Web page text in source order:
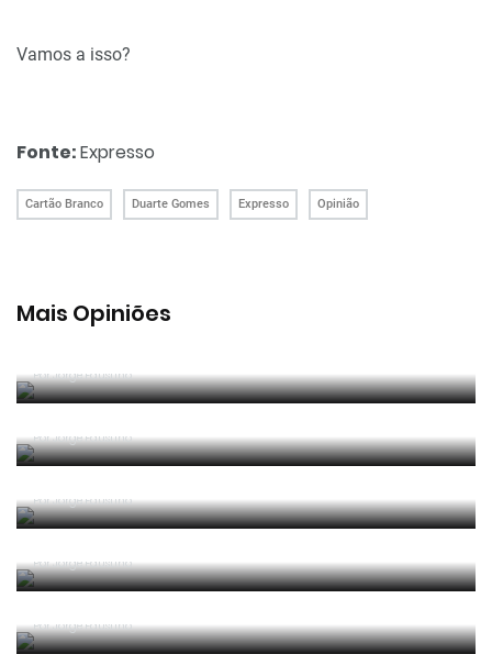
Vamos a isso?
Fonte:Expresso
Cartão Branco Duarte Gomes Expresso Opinião
Mais Opiniões
PorJorge Faustino
PorJorge Faustino
PorJorge Faustino
PorJorge Faustino
PorJorge Faustino